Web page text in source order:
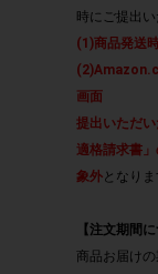
時にご提出い
(1)商品発送
画面
提出いただ
適格請求書
象外となりま
【注文期間に
商品お届けの